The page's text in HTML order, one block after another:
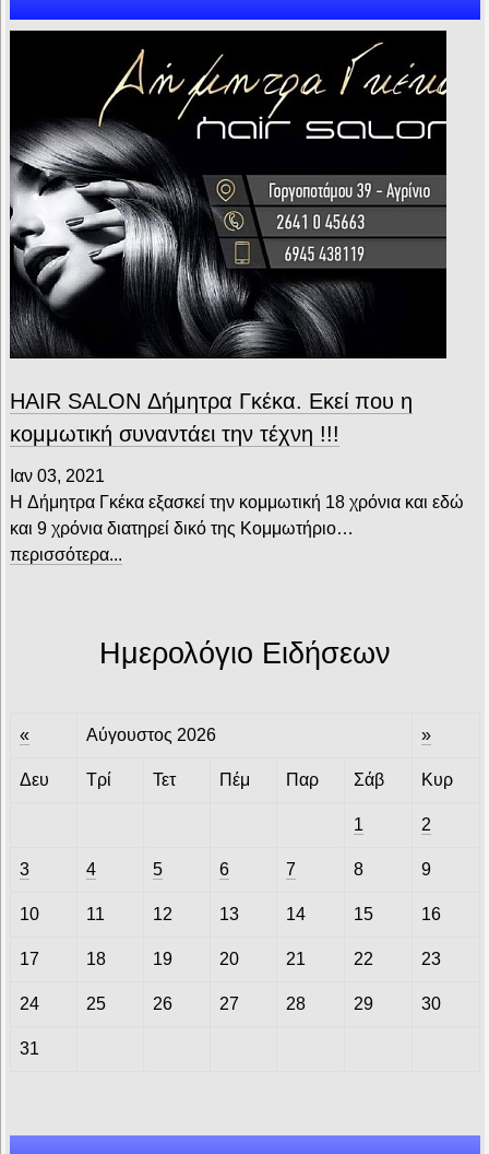
HAIR SALON Δήμητρα Γκέκα. Εκεί που η
κομμωτική συναντάει την τέχνη !!!
Ιαν 03, 2021
H Δήμητρα Γκέκα εξασκεί την κομμωτική 18 χρόνια και εδώ
και 9 χρόνια διατηρεί δικό της Κομμωτήριο…
περισσότερα...
Ημερολόγιο Ειδήσεων
« Αύγουστος 2026 »
Δευ Τρί Τετ Πέμ Παρ Σάβ Κυρ
1 2
3 4 5 6 7 8 9
10 11 12 13 14 15 16
17 18 19 20 21 22 23
24 25 26 27 28 29 30
31